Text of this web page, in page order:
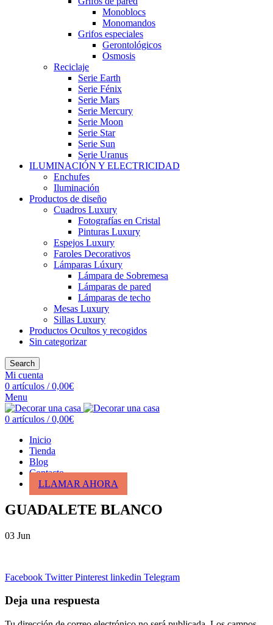
Monoblocs
Monomandos
Grifos especiales
Gerontológicos
Osmosis
Reciclaje
Serie Earth
Serie Fénix
Serie Mars
Serie Mercury
Serie Moon
Serie Star
Serie Sun
Serie Uranus
ILUMINACIÓN Y ELECTRICIDAD
Enchufes
Iluminación
Productos de diseño
Cuadros Luxury
Fotografías en Cristal
Pinturas Luxury
Espejos Luxury
Faroles Decorativos
Lámparas Lúxury
Lámpara de Sobremesa
Lámparas de pared
Lámparas de techo
Mesas Luxury
Sillas Luxury
Productos Ocultos y recogidos
Sin categorizar
Search
Mi cuenta
0 artículos / 0,00€
Menu
0 artículos / 0,00€
Inicio
Tienda
Blog
Contacto
LLAMAR AHORA
GUADALETE BLANCO
03 Jun
Facebook Twitter Pinterest linkedin Telegram
Deja una respuesta